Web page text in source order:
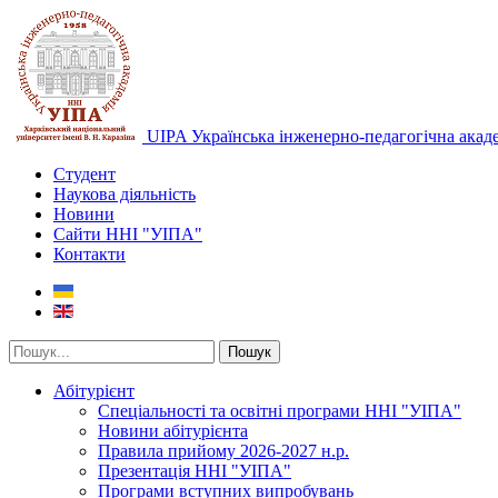
UIPA Українська інженерно-педагогічна
Студент
Наукова діяльність
Новини
Сайти ННІ "УІПА"
Контакти
Пошук
Абітурієнт
Спеціальності та освітні програми ННІ "УІПА"
Новини абітурієнта
Правила прийому 2026-2027 н.р.
Презентація ННІ "УІПА"
Програми вступних випробувань